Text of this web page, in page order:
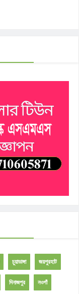
চুয়াডাঙ্গা জয়পুরহাট
দিনাজপুর নওগাঁ